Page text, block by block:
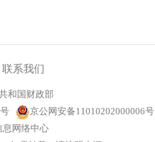
联系我们
和国财政部
京公网安备11010202000006号
息网络中心